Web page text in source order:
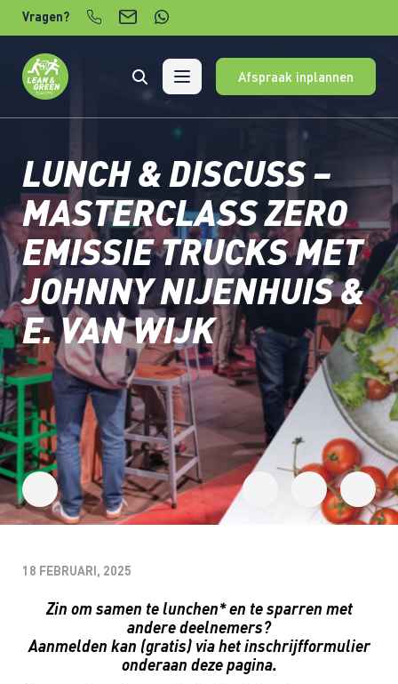
Verder naar content
Vragen?
Afspraak inplannen
LUNCH & DISCUSS –
MASTERCLASS ZERO
EMISSIE TRUCKS MET
JOHNNY NIJENHUIS &
E. VAN WIJK
18 FEBRUARI, 2025
Zin om samen te lunchen* en te sparren met
andere deelnemers?
Aanmelden kan (gratis) via het inschrijfformulier
onderaan deze pagina.